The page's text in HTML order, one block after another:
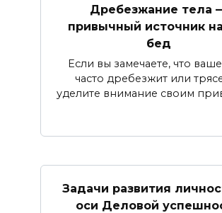
Дребезжание тела
привычный источник
бед
Если вы замечаете, что
часто дребезжит или
уделите внимание своим
Задачи развития
оси Деловой